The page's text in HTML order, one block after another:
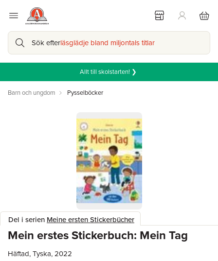
Sök efterläsglädje bland miljontals titlar
Allt till skolstarten! ❯
Barn och ungdom Pysselböcker
Del i serien Meine ersten Stickerbücher
Mein erstes Stickerbuch: Mein Tag
Häftad, Tyska, 2022